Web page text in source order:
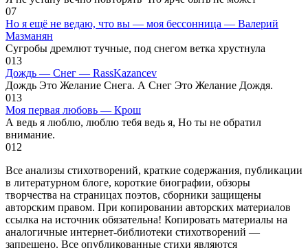
07
Но я ещё не ведаю, что вы — моя бессонница — Валерий
Мазманян
Сугробы дремлют тучные, под снегом ветка хрустнула
013
Дождь — Снег — RassKazancev
Дождь Это Желание Снега. А Снег Это Желание Дождя.
013
Моя первая любовь — Крош
А ведь я люблю, люблю тебя ведь я, Но ты не обратил
внимание.
012
Все анализы стихотворений, краткие содержания, публикации
в литературном блоге, короткие биографии, обзоры
творчества на страницах поэтов, сборники защищены
авторским правом. При копировании авторских материалов
ссылка на источник обязательна! Копировать материалы на
аналогичные интернет-библиотеки стихотворений —
запрещено. Все опубликованные стихи являются